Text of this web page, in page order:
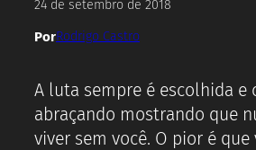
24 de setembro de 2018
PorRodrigo Castro
A luta sempre é escolhida e
abraçando mostrando que
viver sem você. O pior é que